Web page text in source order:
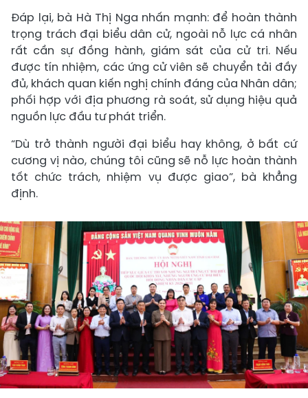
Đáp lại, bà Hà Thị Nga nhấn mạnh: để hoàn thành
trọng trách đại biểu dân cử, ngoài nỗ lực cá nhân
rất cần sự đồng hành, giám sát của cử tri. Nếu
được tín nhiệm, các ứng cử viên sẽ chuyển tải đầy
đủ, khách quan kiến nghị chính đáng của Nhân dân;
phối hợp với địa phương rà soát, sử dụng hiệu quả
nguồn lực đầu tư phát triển.
“Dù trở thành người đại biểu hay không, ở bất cứ
cương vị nào, chúng tôi cũng sẽ nỗ lực hoàn thành
tốt chức trách, nhiệm vụ được giao”, bà khẳng
định.